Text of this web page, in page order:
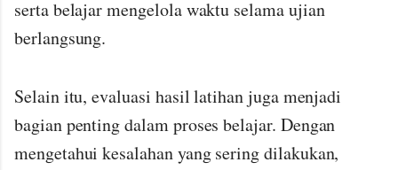
serta belajar mengelola waktu selama ujian
berlangsung.
Selain itu, evaluasi hasil latihan juga menjadi
bagian penting dalam proses belajar. Dengan
mengetahui kesalahan yang sering dilakukan,